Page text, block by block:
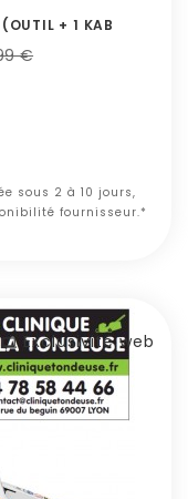
+ 1 KAB
€
sous 2 à 10 jours,
fournisseur.*
Exclusivité web